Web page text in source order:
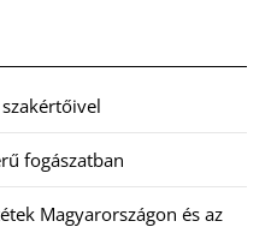
fogászatban
Magyarországon és az